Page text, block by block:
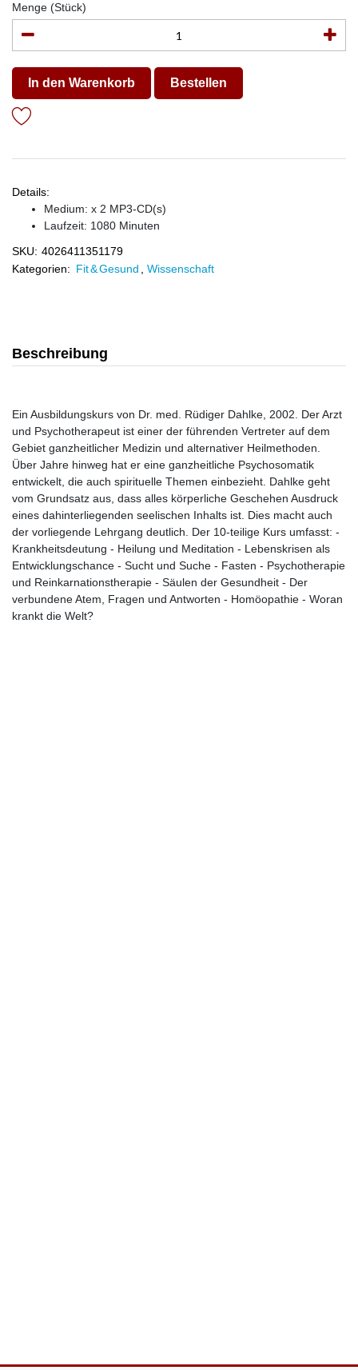
Menge (Stück)
In den Warenkorb Bestellen
Details:
Medium: x 2 MP3-CD(s)
Laufzeit: 1080 Minuten
SKU: 4026411351179
Kategorien: Fit & Gesund Wissenschaft
Beschreibung
Ein Ausbildungskurs von Dr. med. Rüdiger Dahlke, 2002. Der Arzt
und Psychotherapeut ist einer der führenden Vertreter auf dem
Gebiet ganzheitlicher Medizin und alternativer Heilmethoden.
Über Jahre hinweg hat er eine ganzheitliche Psychosomatik
entwickelt, die auch spirituelle Themen einbezieht. Dahlke geht
vom Grundsatz aus, dass alles körperliche Geschehen Ausdruck
eines dahinterliegenden seelischen Inhalts ist. Dies macht auch
der vorliegende Lehrgang deutlich. Der 10-teilige Kurs umfasst: -
Krankheitsdeutung - Heilung und Meditation - Lebenskrisen als
Entwicklungschance - Sucht und Suche - Fasten - Psychotherapie
und Reinkarnationstherapie - Säulen der Gesundheit - Der
verbundene Atem, Fragen und Antworten - Homöopathie - Woran
krankt die Welt?